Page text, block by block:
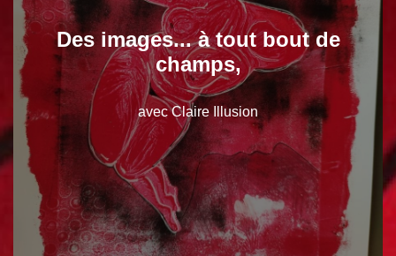
Des images... à tout bout de
champs,
avec Claire Illusion